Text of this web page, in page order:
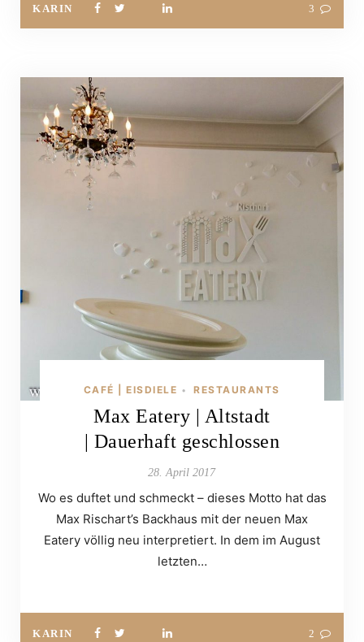
KARIN 3
CAFÉ | EISDIELE • RESTAURANTS
Max Eatery | Altstadt
| Dauerhaft geschlossen
28. April 2017
Wo es duftet und schmeckt – dieses Motto hat das
Max Rischart’s Backhaus mit der neuen Max
Eatery völlig neu interpretiert. In dem im August
letzten…
KARIN 2